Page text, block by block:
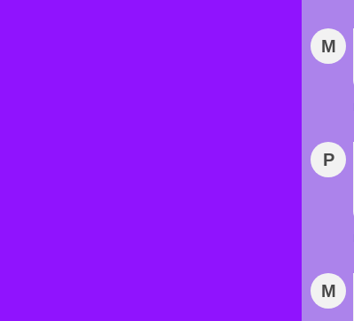
M
P
M